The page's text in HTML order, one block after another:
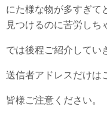
にた様な物が多すぎて
見つけるのに苦労しち
では後程ご紹介してい
送信者アドレスだけは
皆様ご注意ください。